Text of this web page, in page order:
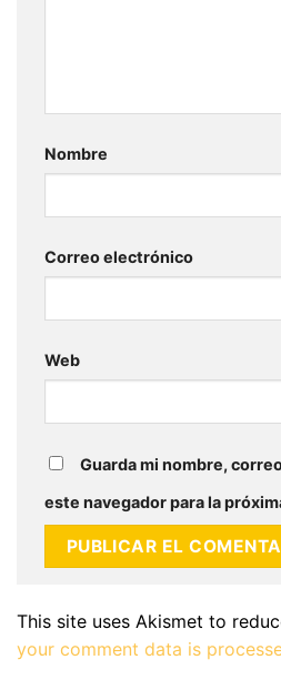
Nombre
Correo electrónico
Web
Guarda mi nombre,
este navegador para la
This site uses Akismet to
your comment data is